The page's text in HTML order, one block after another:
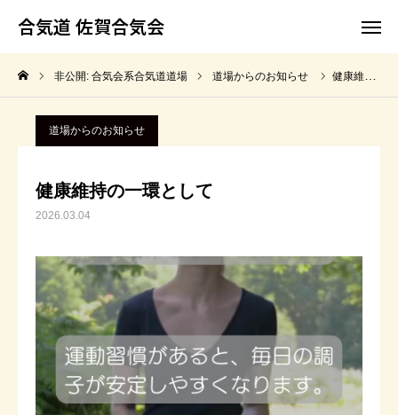
合気道 佐賀合気会
非公開: 合気会系合気道道場 道場からのお知らせ 健康維持の一環として
道場からのお知らせ
健康維持の一環として
2026.03.04
合気道 佐賀合気会
ホーム
よくあるご質問
合気道って何？
佐賀合気会の特長
稽古時間と料金